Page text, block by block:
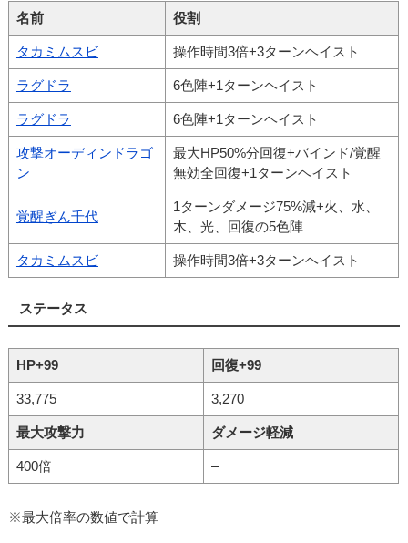
名前 役割
タカミムスビ 操作時間3倍+3ターンヘイスト
ラグドラ 6色陣+1ターンヘイスト
ラグドラ 6色陣+1ターンヘイスト
攻撃オーディンドラゴ
ン
最大HP50%分回復+バインド/覚醒
無効全回復+1ターンヘイスト
覚醒ぎん千代
1ターンダメージ75%減+火、水、
木、光、回復の5色陣
タカミムスビ 操作時間3倍+3ターンヘイスト
ステータス
HP+99 回復+99
33,775 3,270
最大攻撃力 ダメージ軽減
400倍 –
※最大倍率の数値で計算